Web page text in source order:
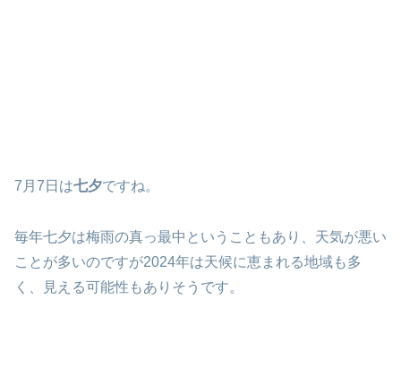
7月7日は七夕ですね。
毎年七夕は梅雨の真っ最中ということもあり、天気が悪い
ことが多いのですが2024年は天候に恵まれる地域も多
く、見える可能性もありそうです。